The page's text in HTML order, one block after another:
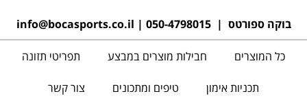
בוקה ספורטס | 050-4798015
|
info@bocasports.co.il
כל המוצרים חבילות מוצרים במבצע תפריטי תזונה
תכניות אימון טיפים ומתכונים צור קשר